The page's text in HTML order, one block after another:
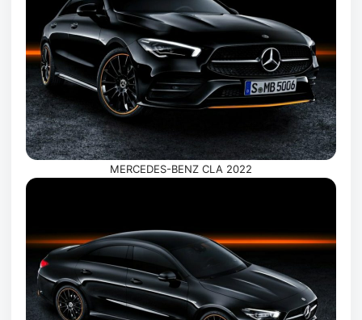
MERCEDES-BENZ CLA 2022